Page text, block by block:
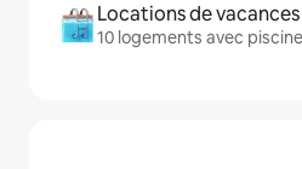
Locations de
10 logements avec piscine